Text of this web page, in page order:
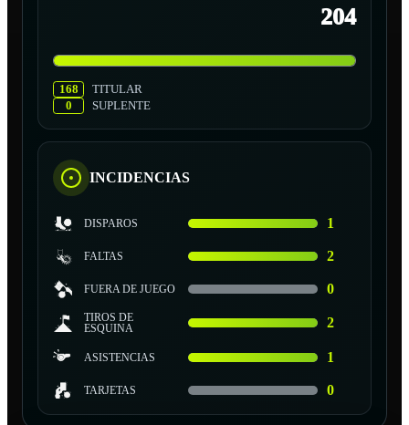
204
168
TITULAR
0
SUPLENTE
INCIDENCIAS
DISPAROS 1
FALTAS 2
FUERA DE JUEGO 0
TIROS DE
ESQUINA
2
ASISTENCIAS 1
TARJETAS 0